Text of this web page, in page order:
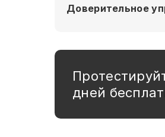
Доверительное
дней